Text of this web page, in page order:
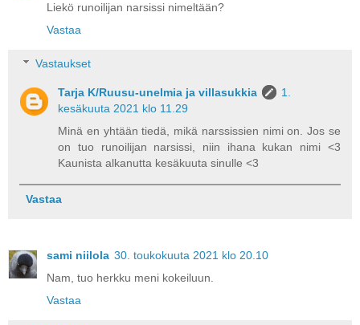
Liekö runoilijan narsissi nimeltään?
Vastaa
Vastaukset
Tarja K/Ruusu-unelmia ja villasukkia
1.
kesäkuuta 2021 klo 11.29
Minä en yhtään tiedä, mikä narssissien nimi on. Jos se
on tuo runoilijan narsissi, niin ihana kukan nimi <3
Kaunista alkanutta kesäkuuta sinulle <3
Vastaa
sami niilola 30. toukokuuta 2021 klo 20.10
Nam, tuo herkku meni kokeiluun.
Vastaa